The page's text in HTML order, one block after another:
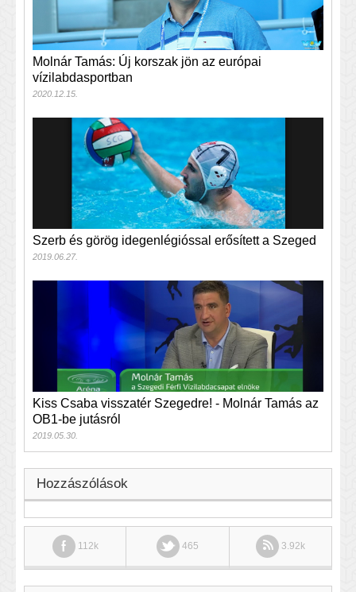
Molnár Tamás: Új korszak jön az európai
vízilabdasportban
2020.12.15.
Szerb és görög idegenlégióssal erősített a Szeged
2019.06.27.
Kiss Csaba visszatér Szegedre! - Molnár Tamás az
OB1-be jutásról
2019.05.30.
Hozzászólások
112k 465 3.92k